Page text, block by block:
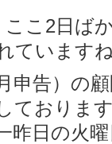
こ2日ば
ています
申告）の
ておりま
昨日の火